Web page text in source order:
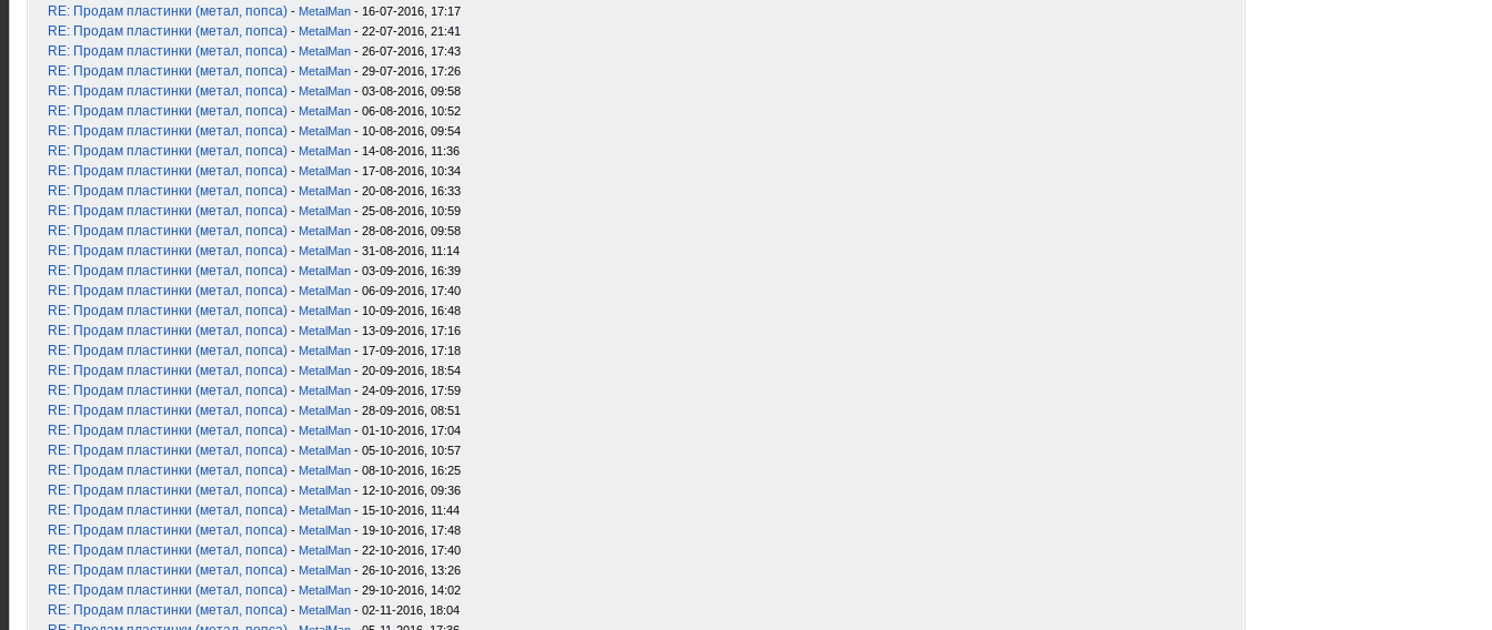
RE: Продам пластинки (метал, попса) - MetalMan - 16-07-2016, 17:17
RE: Продам пластинки (метал, попса) - MetalMan - 22-07-2016, 21:41
RE: Продам пластинки (метал, попса) - MetalMan - 26-07-2016, 17:43
RE: Продам пластинки (метал, попса) - MetalMan - 29-07-2016, 17:26
RE: Продам пластинки (метал, попса) - MetalMan - 03-08-2016, 09:58
RE: Продам пластинки (метал, попса) - MetalMan - 06-08-2016, 10:52
RE: Продам пластинки (метал, попса) - MetalMan - 10-08-2016, 09:54
RE: Продам пластинки (метал, попса) - MetalMan - 14-08-2016, 11:36
RE: Продам пластинки (метал, попса) - MetalMan - 17-08-2016, 10:34
RE: Продам пластинки (метал, попса) - MetalMan - 20-08-2016, 16:33
RE: Продам пластинки (метал, попса) - MetalMan - 25-08-2016, 10:59
RE: Продам пластинки (метал, попса) - MetalMan - 28-08-2016, 09:58
RE: Продам пластинки (метал, попса) - MetalMan - 31-08-2016, 11:14
RE: Продам пластинки (метал, попса) - MetalMan - 03-09-2016, 16:39
RE: Продам пластинки (метал, попса) - MetalMan - 06-09-2016, 17:40
RE: Продам пластинки (метал, попса) - MetalMan - 10-09-2016, 16:48
RE: Продам пластинки (метал, попса) - MetalMan - 13-09-2016, 17:16
RE: Продам пластинки (метал, попса) - MetalMan - 17-09-2016, 17:18
RE: Продам пластинки (метал, попса) - MetalMan - 20-09-2016, 18:54
RE: Продам пластинки (метал, попса) - MetalMan - 24-09-2016, 17:59
RE: Продам пластинки (метал, попса) - MetalMan - 28-09-2016, 08:51
RE: Продам пластинки (метал, попса) - MetalMan - 01-10-2016, 17:04
RE: Продам пластинки (метал, попса) - MetalMan - 05-10-2016, 10:57
RE: Продам пластинки (метал, попса) - MetalMan - 08-10-2016, 16:25
RE: Продам пластинки (метал, попса) - MetalMan - 12-10-2016, 09:36
RE: Продам пластинки (метал, попса) - MetalMan - 15-10-2016, 11:44
RE: Продам пластинки (метал, попса) - MetalMan - 19-10-2016, 17:48
RE: Продам пластинки (метал, попса) - MetalMan - 22-10-2016, 17:40
RE: Продам пластинки (метал, попса) - MetalMan - 26-10-2016, 13:26
RE: Продам пластинки (метал, попса) - MetalMan - 29-10-2016, 14:02
RE: Продам пластинки (метал, попса) - MetalMan - 02-11-2016, 18:04